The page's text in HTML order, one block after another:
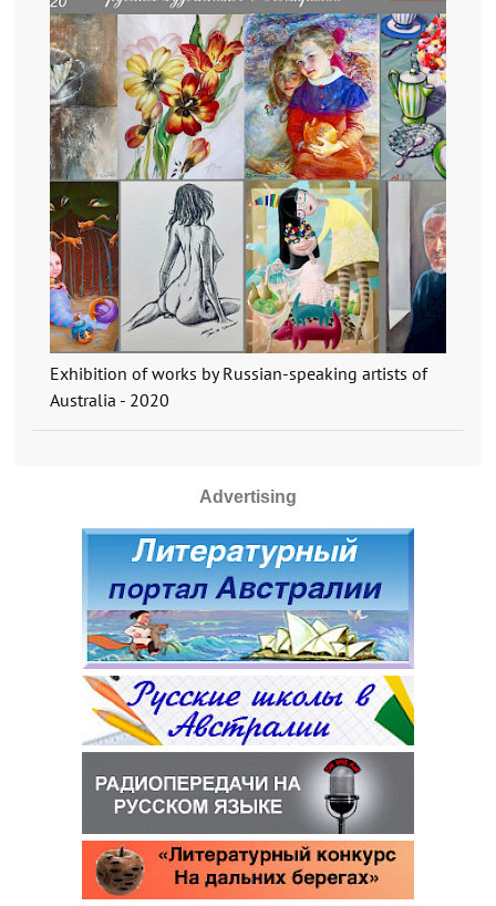
Exhibition of works by Russian-speaking artists of
Australia - 2020
Advertising